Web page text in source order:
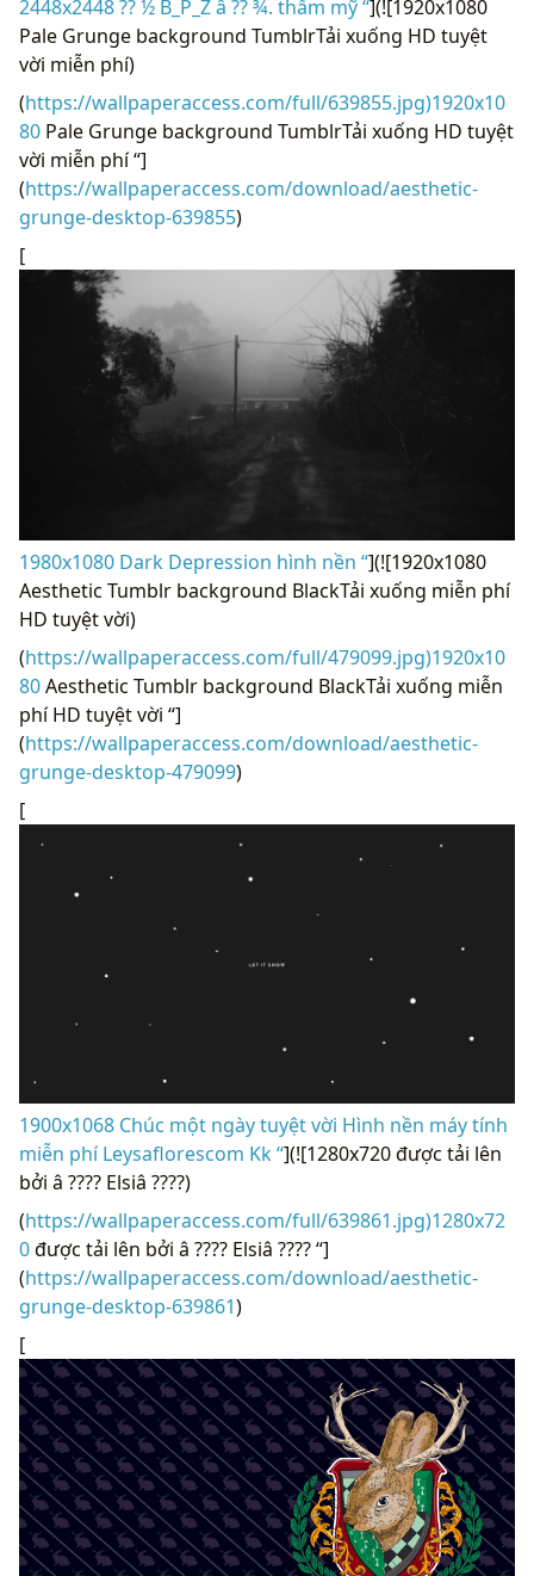
2448x2448 ?? ½ B_P_Z â ?? ¾. thẩm mỹ “](![1920x1080
Pale Grunge background TumblrTải xuống HD tuyệt
vời miễn phí)
(https://wallpaperaccess.com/full/639855.jpg)1920x10
80 Pale Grunge background TumblrTải xuống HD tuyệt
vời miễn phí “]
(https://wallpaperaccess.com/download/aesthetic-
grunge-desktop-639855)
[
1980x1080 Dark Depression hình nền “](![1920x1080
Aesthetic Tumblr background BlackTải xuống miễn phí
HD tuyệt vời)
(https://wallpaperaccess.com/full/479099.jpg)1920x10
80Aesthetic Tumblr background BlackTải xuống miễn
phí HD tuyệt vời “]
(https://wallpaperaccess.com/download/aesthetic-
grunge-desktop-479099)
[
1900x1068 Chúc một ngày tuyệt vời Hình nền máy tính
miễn phí Leysaflorescom Kk “](![1280x720 được tải lên
bởi â ???? Elsiâ ????)
(https://wallpaperaccess.com/full/639861.jpg)1280x72
0được tải lên bởi â ???? Elsiâ ???? “]
(https://wallpaperaccess.com/download/aesthetic-
grunge-desktop-639861)
[